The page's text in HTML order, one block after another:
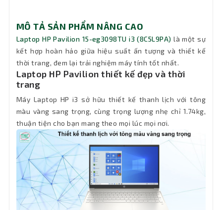
Pin 3 Cell - 41Wh
Keyboard Tiêu chuẩn
Đèn bàn
phím
Chất liệu Đang cập nhật
Wifi Wi-Fi 6 (2x2)
Kết nối
mạng LAN
Không Lan
MÔ TẢ SẢN PHẨM NÂNG CAO
Laptop HP Pavilion 15-eg3098TU i3 (8C5L9PA) là một sự
kết hợp hoàn hảo giữa hiệu suất ấn tượng và thiết kế
thời trang, đem lại trải nghiệm máy tính tốt nhất.
Laptop HP Pavilion thiết kế đẹp và thời
trang
Máy Laptop HP i3 sở hữu thiết kế thanh lịch với tông
màu vàng sang trọng, cùng trọng lượng nhẹ chỉ 1.74kg,
thuận tiện cho bạn mang theo mọi lúc mọi nơi.